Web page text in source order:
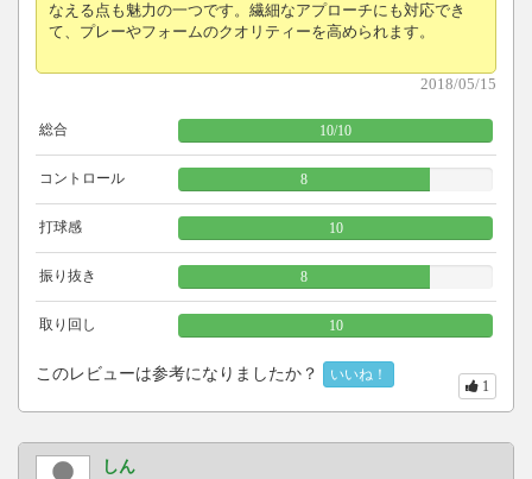
なえる点も魅力の一つです。繊細なアプローチにも対応でき
て、プレーやフォームのクオリティーを高められます。
2018/05/15
総合 10/10
コントロール 8
打球感 10
振り抜き 8
取り回し 10
このレビューは参考になりましたか？ いいね！
1
しん